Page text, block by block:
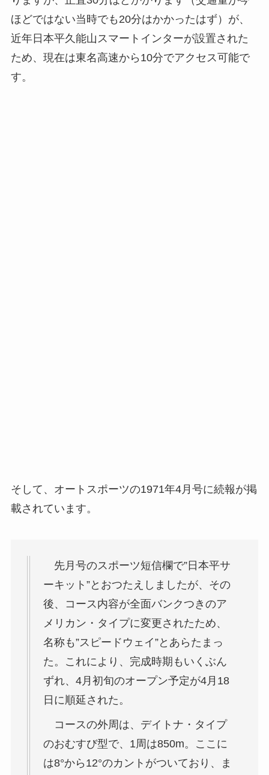
ほどではない当時でも20分はかかったはず）が、
近年日本平久能山スマートインターが設置された
ため、現在は東名高速から10分でアクセス可能で
す。
そして、オートスポーツの1971年4月号に続報が掲
載されています。
先月号のスポーツ短信欄で”日本平サ
ーキット”とおつたえしましたが、その
後、コース内容が全面バンクつきのア
メリカン・タイプに変更されたため、
名称も”スピードウェイ”とあらたまっ
た。これにより、完成時期もいくぶん
ずれ、4月初旬のオープン予定が4月18
日に順延された。
コースの外周は、デイトナ・タイプ
のおむすび型で、1周は850m。ここに
は8°から12°のカントがついており、ま